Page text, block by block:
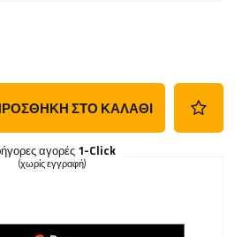
ΣΤΟ ΚΑΛΆΘΙ
αγορές 1-Click
(χωρίς εγγραφή)